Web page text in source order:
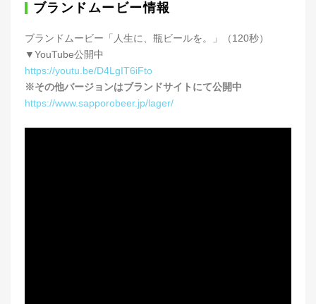
ブランドムービー情報
ブランドムービー「人生に、瓶ビールを。」（120秒）
▼YouTube公開中
https://youtu.be/D4LgIT6iFto
※その他バージョンはブランドサイトにて公開中
https://www.sapporobeer.jp/lager/